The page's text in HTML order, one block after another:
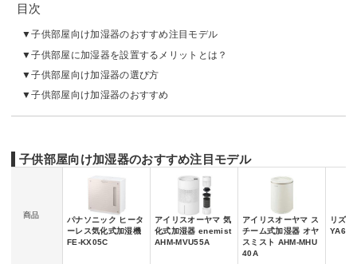
目次
子供部屋向け加湿器のおすすめ注目モデル
子供部屋に加湿器を設置するメリットとは？
子供部屋向け加湿器の選び方
子供部屋向け加湿器のおすすめ
子供部屋向け加湿器のおすすめ注目モデル
商品
パナソニック ヒータ
ーレス気化式加湿機
FE-KX05C
アイリスオーヤマ 気
化式加湿器 enemist
AHM-MVU55A
アイリスオーヤマ ス
チーム式加湿器 オヤ
スミスト AHM-MHU
40A
リズ